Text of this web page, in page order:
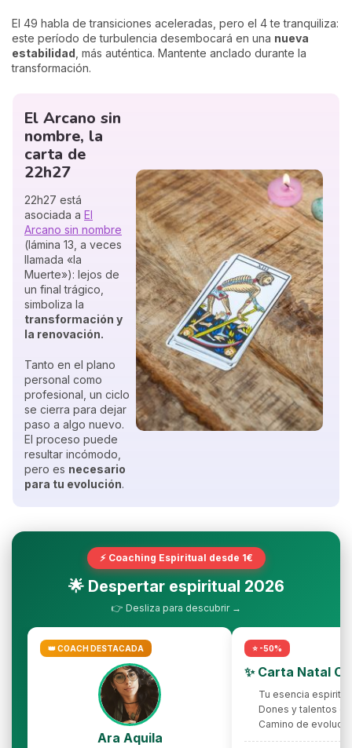
El 49 habla de transiciones aceleradas, pero el 4 te tranquiliza:
este período de turbulencia desembocará en una nueva
estabilidad , más auténtica. Mantente anclado durante la
transformación.
El Arcano sin
nombre, la
carta de
22h27
22h27 está
asociada a El
Arcano sin nombre
(lámina 13, a veces
llamada «la
Muerte»): lejos de
un final trágico,
simboliza la
transformación y
la renovación.
Tanto en el plano
personal como
profesional, un ciclo
se cierra para dejar
paso a algo nuevo.
El proceso puede
resultar incómodo,
pero es necesario
para tu evolución.
⚡ Coaching Espiritual desde 1€
🌟 Despertar espiritual 2026
👉 Desliza para descubrir →
👑 COACH DESTACADA
Ara Aquila
⭐ -50%
✨ Carta Natal
Tu esencia
Dones y talentos
Camino de